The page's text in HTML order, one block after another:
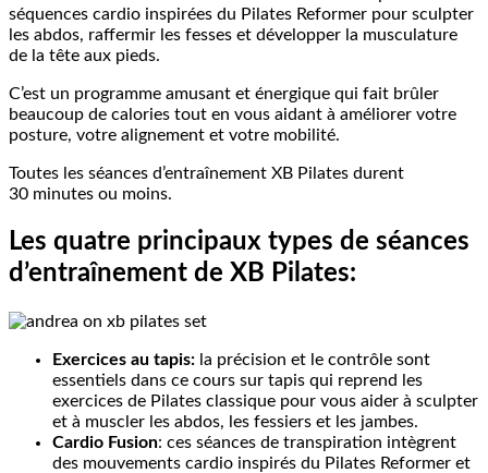
séquences cardio inspirées du Pilates Reformer pour sculpter
les abdos, raffermir les fesses et développer la musculature
de la tête aux pieds.
C’est un programme amusant et énergique qui fait brûler
beaucoup de calories tout en vous aidant à améliorer votre
posture, votre alignement et votre mobilité.
Toutes les séances d’entraînement XB Pilates durent
30 minutes ou moins.
Les quatre principaux types de séances
d’entraînement de XB Pilates:
Exercices au tapis: la précision et le contrôle sont
essentiels dans ce cours sur tapis qui reprend les
exercices de Pilates classique pour vous aider à sculpter
et à muscler les abdos, les fessiers et les jambes.
Cardio Fusion: ces séances de transpiration intègrent
des mouvements cardio inspirés du Pilates Reformer et